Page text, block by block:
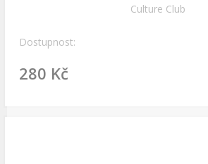
Culture Club
Dostupnost:
280 Kč